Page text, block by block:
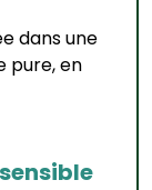
dans une
pure, en